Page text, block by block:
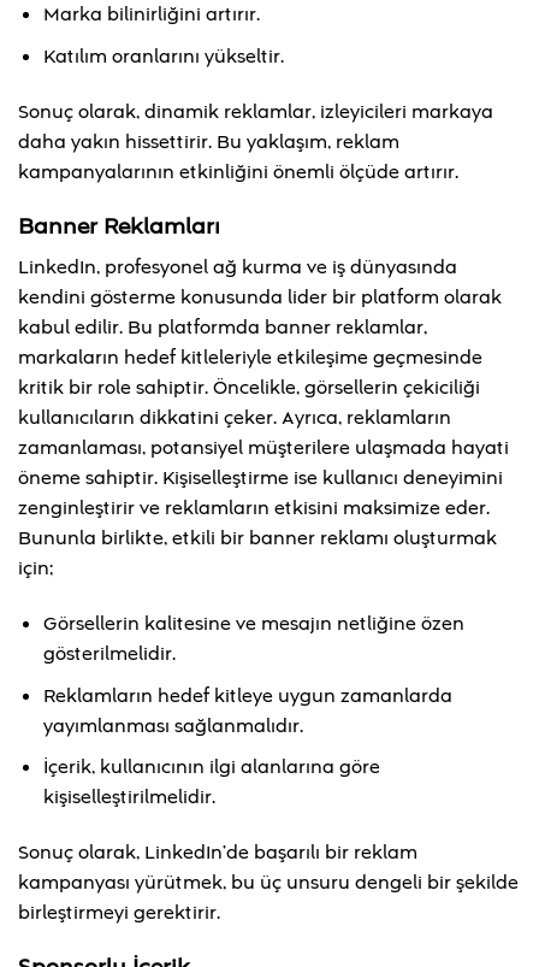
Marka bilinirliğini artırır.
Katılım oranlarını yükseltir.
Sonuç olarak, dinamik reklamlar, izleyicileri markaya
daha yakın hissettirir. Bu yaklaşım, reklam
kampanyalarının etkinliğini önemli ölçüde artırır.
Banner Reklamları
LinkedIn, profesyonel ağ kurma ve iş dünyasında
kendini gösterme konusunda lider bir platform olarak
kabul edilir. Bu platformda banner reklamlar,
markaların hedef kitleleriyle etkileşime geçmesinde
kritik bir role sahiptir. Öncelikle, görsellerin çekiciliği
kullanıcıların dikkatini çeker. Ayrıca, reklamların
zamanlaması, potansiyel müşterilere ulaşmada hayati
öneme sahiptir. Kişiselleştirme ise kullanıcı deneyimini
zenginleştirir ve reklamların etkisini maksimize eder.
Bununla birlikte, etkili bir banner reklamı oluşturmak
için;
Görsellerin kalitesine ve mesajın netliğine özen
gösterilmelidir.
Reklamların hedef kitleye uygun zamanlarda
yayımlanması sağlanmalıdır.
İçerik, kullanıcının ilgi alanlarına göre
kişiselleştirilmelidir.
Sonuç olarak, LinkedIn’de başarılı bir reklam
kampanyası yürütmek, bu üç unsuru dengeli bir şekilde
birleştirmeyi gerektirir.